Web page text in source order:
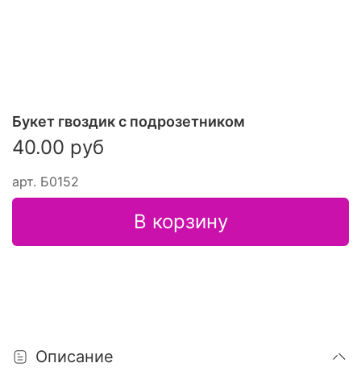
арт. Б0152
Букет гвоздик с подрозетником
40.00 руб
В корзину
Описание